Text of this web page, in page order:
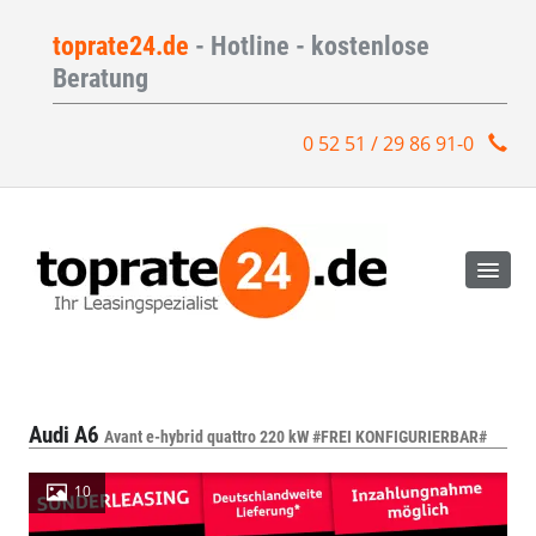
toprate24.de - Hotline - kostenlose
Beratung
0 52 51 / 29 86 91-0
Audi A6 Avant e-hybrid quattro 220 kW #FREI KONFIGURIERBAR#
10